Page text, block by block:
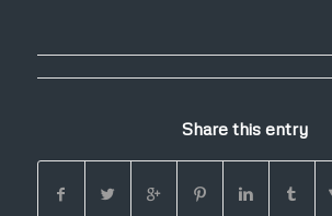
Share this entry